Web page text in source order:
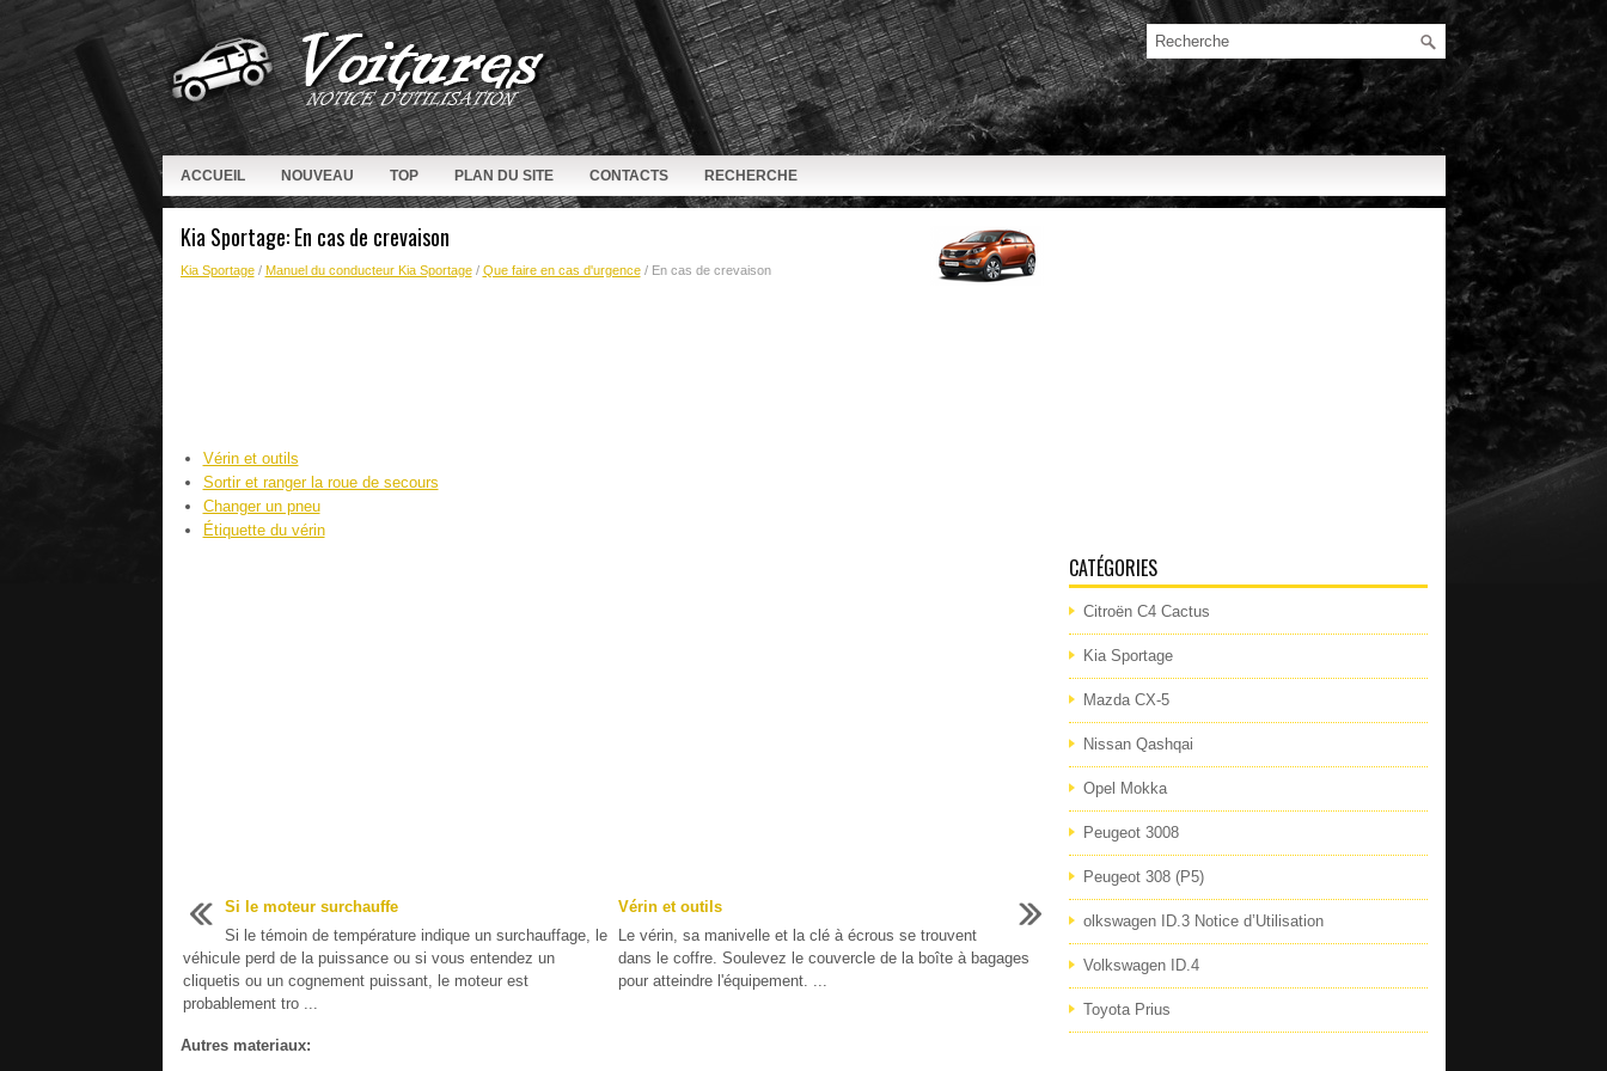
ACCUEIL NOUVEAU TOP PLAN DU SITE CONTACTS RECHERCHE
Kia Sportage: En cas de crevaison
Kia Sportage/ Manuel du conducteur Kia Sportage/ Que faire en cas d'urgence/ En cas de crevaison
Vérin et outils
Sortir et ranger la roue de secours
Changer un pneu
Étiquette du vérin
Si le moteur surchauffe
Si le témoin de température indique un surchauffage, le
véhicule perd de la puissance ou si vous entendez un
cliquetis ou un cognement puissant, le moteur est
probablement tro ...
Vérin et outils
Le vérin, sa manivelle et la clé à écrous se trouvent
dans le coffre. Soulevez le couvercle de la boîte à bagages
pour atteindre l'équipement. ...
Autres materiaux:
CATÉGORIES
Citroën C4 Cactus
Kia Sportage
Mazda CX-5
Nissan Qashqai
Opel Mokka
Peugeot 3008
Peugeot 308 (P5)
olkswagen ID.3 Notice d’Utilisation
Volkswagen ID.4
Toyota Prius